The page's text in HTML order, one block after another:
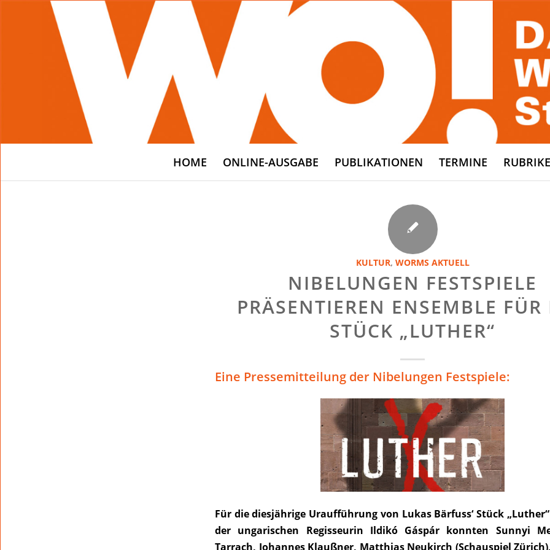
HOME ONLINE-AUSGABE PUBLIKATIONEN TERMINE
KULTUR, WORMS AKTUELL
NIBELUNGEN FESTSPIELE
PRÄSENTIEREN ENSEMBLE FÜR
STÜCK „LUTHER“
Eine Pressemitteilung der Nibelungen Festspiele:
Für die diesjährige Uraufführung von Lukas Bärfuss‘ Stück
der ungarischen Regisseurin Ildikó Gáspár konnten Sunnyi
Tarrach, Johannes Klaußner, Matthias Neukirch (Schauspiel